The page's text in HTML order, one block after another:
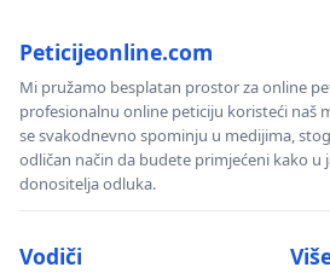
Peticijeonline.com
Mi pružamo besplatan prostor za online
profesionalnu online peticiju koristeći naš
se svakodnevno spominju u medijima,
odličan način da budete primjećeni kako u
donositelja odluka.
Vodiči